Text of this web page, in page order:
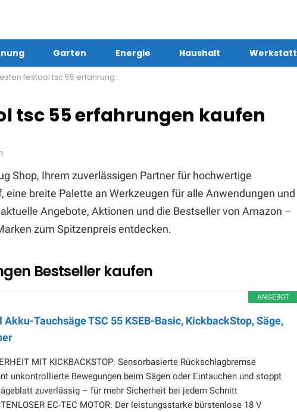
Garten Energie Haushalt Werkstatt
festool tsc 55 erfahrungen kaufen
tsc 55 erfahrungen kaufen
Shop, Ihrem zuverlässigen Partner für hochwertige
eine breite Palette an Werkzeugen für alle Anwendungen und
Angebote, Aktionen und die Bestseller von Amazon –
zum Spitzenpreis entdecken.
Bestseller kaufen
ANGEBOT
Akku-Tauchsäge TSC 55 KSEB-Basic, KickbackStop, Säge,
MIT KICKBACKSTOP: Sensorbasierte Rückschlagbremse
unkontrollierte Bewegungen beim Sägen oder Eintauchen und stoppt
zuverlässig – für mehr Sicherheit bei jedem Schnitt
EC-TEC MOTOR: Der leistungsstarke bürstenlose 18 V